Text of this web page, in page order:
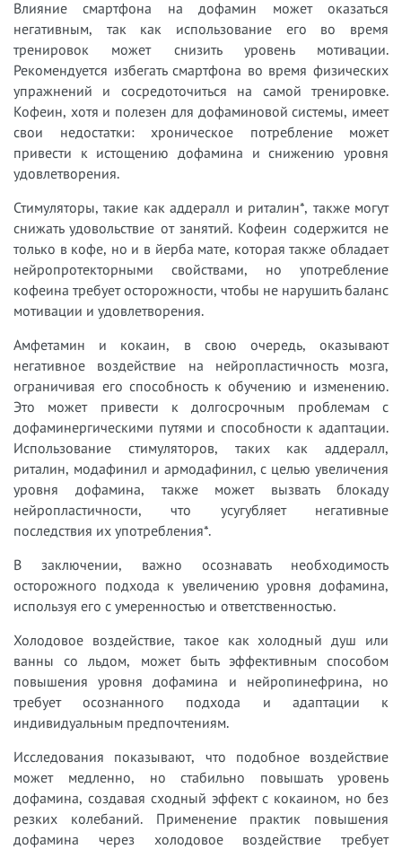
Влияние смартфона на дофамин может оказаться
негативным, так как использование его во время
тренировок может снизить уровень мотивации.
Рекомендуется избегать смартфона во время физических
упражнений и сосредоточиться на самой тренировке.
Кофеин, хотя и полезен для дофаминовой системы, имеет
свои недостатки: хроническое потребление может
привести к истощению дофамина и снижению уровня
удовлетворения.
Стимуляторы, такие как аддералл и риталин*, также могут
снижать удовольствие от занятий. Кофеин содержится не
только в кофе, но и в йерба мате, которая также обладает
нейропротекторными свойствами, но употребление
кофеина требует осторожности, чтобы не нарушить баланс
мотивации и удовлетворения.
Амфетамин и кокаин, в свою очередь, оказывают
негативное воздействие на нейропластичность мозга,
ограничивая его способность к обучению и изменению.
Это может привести к долгосрочным проблемам с
дофаминергическими путями и способности к адаптации.
Использование стимуляторов, таких как аддералл,
риталин, модафинил и армодафинил, с целью увеличения
уровня дофамина, также может вызвать блокаду
нейропластичности, что усугубляет негативные
последствия их употребления*.
В заключении, важно осознавать необходимость
осторожного подхода к увеличению уровня дофамина,
используя его с умеренностью и ответственностью.
Холодовое воздействие, такое как холодный душ или
ванны со льдом, может быть эффективным способом
повышения уровня дофамина и нейропинефрина, но
требует осознанного подхода и адаптации к
индивидуальным предпочтениям.
Исследования показывают, что подобное воздействие
может медленно, но стабильно повышать уровень
дофамина, создавая сходный эффект с кокаином, но без
резких колебаний. Применение практик повышения
дофамина через холодовое воздействие требует